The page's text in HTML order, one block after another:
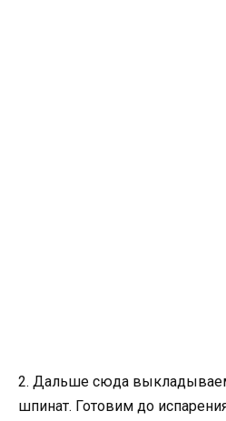
2. Дальше сюда
шпинат. Готовим до